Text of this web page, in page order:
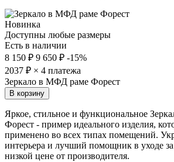
Новинка
Доступны любые размеры
Есть в наличии
8 150 ₽ 9 650 ₽ -15%
2037 ₽ × 4 платежа
Зеркало в МФД раме Форест
В корзину
Яркое, стильное и функциональное
Форест - пример идеального изделия,
применено во всех типах помещений.
интерьера и лучший помощник в уходе
низкой цене от производителя.